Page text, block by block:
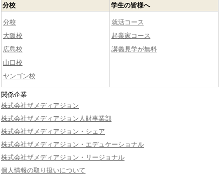
分校
分校
大阪校
広島校
山口校
ヤンゴン校
学生の皆様へ
就活コース
起業家コース
講義見学が無料
関係企業
株式会社ザメディアジョン
株式会社ザメディアジョン人財事業部
株式会社ザメディアジョン・シェア
株式会社ザメディアジョン・エデュケーショナル
株式会社ザメディアジョン・リージョナル
個人情報の取り扱いについて